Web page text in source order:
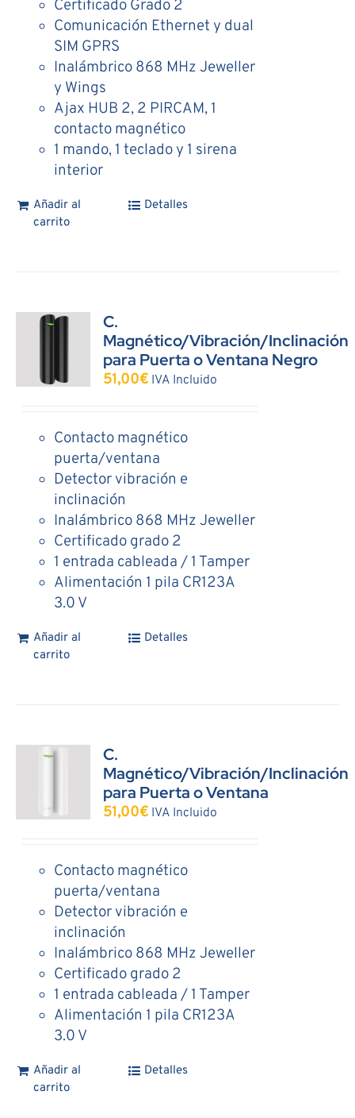
Certificado Grado 2
Comunicación Ethernet y dual
SIM GPRS
Inalámbrico 868 MHz Jeweller
y Wings
Ajax HUB 2, 2 PIRCAM, 1
contacto magnético
1 mando, 1 teclado y 1 sirena
interior
Añadir al
carrito
Detalles
C.
Magnético/Vibración/Inclinación
para Puerta o Ventana Negro
51,00€ IVA Incluido
Contacto magnético
puerta/ventana
Detector vibración e
inclinación
Inalámbrico 868 MHz Jeweller
Certificado grado 2
1 entrada cableada / 1 Tamper
Alimentación 1 pila CR123A
3.0 V
Añadir al
carrito
Detalles
C.
Magnético/Vibración/Inclinación
para Puerta o Ventana
51,00€ IVA Incluido
Contacto magnético
puerta/ventana
Detector vibración e
inclinación
Inalámbrico 868 MHz Jeweller
Certificado grado 2
1 entrada cableada / 1 Tamper
Alimentación 1 pila CR123A
3.0 V
Añadir al
carrito
Detalles